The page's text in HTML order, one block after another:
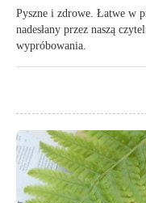
Pyszne i zdrowe. Łatwe w
nadesłany przez naszą
wypróbowania.